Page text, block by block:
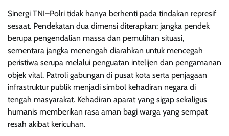
Sinergi TNI–Polri tidak hanya berhenti pada tindakan represif
sesaat. Pendekatan dua dimensi diterapkan: jangka pendek
berupa pengendalian massa dan pemulihan situasi,
sementara jangka menengah diarahkan untuk mencegah
peristiwa serupa melalui penguatan intelijen dan pengamanan
objek vital. Patroli gabungan di pusat kota serta penjagaan
infrastruktur publik menjadi simbol kehadiran negara di
tengah masyarakat. Kehadiran aparat yang sigap sekaligus
humanis memberikan rasa aman bagi warga yang sempat
resah akibat kericuhan.